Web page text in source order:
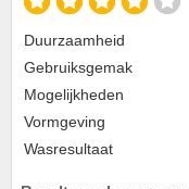
Duurzaamheid
Gebruiksgemak
Mogelijkheden
Vormgeving
Wasresultaat